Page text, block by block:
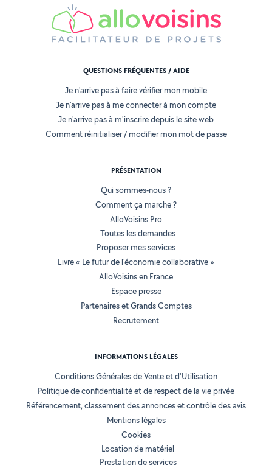
QUESTIONS FRÉQUENTES / AIDE
Je n'arrive pas à faire vérifier mon mobile
Je n'arrive pas à me connecter à mon compte
Je n'arrive pas à m'inscrire depuis le site web
Comment réinitialiser / modifier mon mot de passe
PRÉSENTATION
Qui sommes-nous ?
Comment ça marche ?
AlloVoisins Pro
Toutes les demandes
Proposer mes services
Livre « Le futur de l'économie collaborative »
AlloVoisins en France
Espace presse
Partenaires et Grands Comptes
Recrutement
INFORMATIONS LÉGALES
Conditions Générales de Vente et d'Utilisation
Politique de confidentialité et de respect de la vie privée
Référencement, classement des annonces et contrôle des avis
Mentions légales
Cookies
Location de matériel
Prestation de services